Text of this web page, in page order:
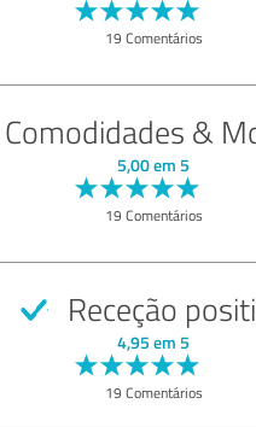
19 Comentários
Comodidades &
5,00 em 5
19 Comentários
Receção
4,95 em 5
19 Comentários